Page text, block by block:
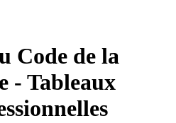
Code de la
- Tableaux